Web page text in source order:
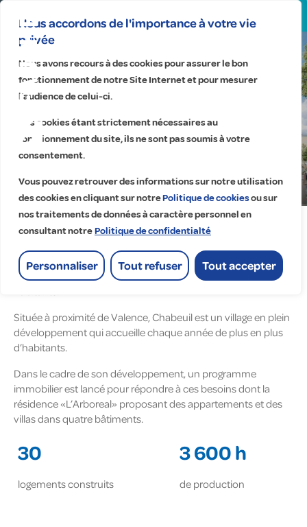
Nous accordons de l'importance à votre vie
privée
Nous avons recours à des cookies pour assurer le bon
fonctionnement de notre Site Internet et pour mesurer
l’audience de celui-ci.
Ces cookies étant strictement nécessaires au
fonctionnement du site, ils ne sont pas soumis à votre
consentement.
Vous pouvez retrouver des informations sur notre utilisation
des cookies en cliquant sur notrePolitique de cookiesou sur
nos traitements de données à caractère personnel en
consultant notrePolitique de confidentialté
Personnaliser Tout refuser Tout accepter
Chabeuil | Auvergne-Rhône-
Alpes
Installations électriques
d’une résidence de
logements
Accueil > Réalisations >
Installations électriques d’une résidence de logements
Chabeuil, commune de la Drôme (26), compte près de 7 000
Située à proximité de Valence, Chabeuil est un village en plein
développement qui accueille chaque année de plus en plus
d’habitants.
Dans le cadre de son développement, un programme
immobilier est lancé pour répondre à ces besoins dont la
résidence «L’Arboreal» proposant des appartements et des
villas dans quatre bâtiments.
30
logements construits
3 600 h
de production